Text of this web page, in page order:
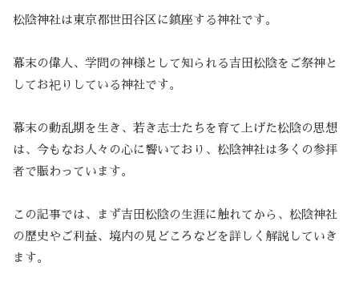
松陰神社は東京都世田谷区に鎮座する神社です。
幕末の偉人、学問の神様として知られる吉田松陰をご祭神と
してお祀りしている神社です。
幕末の動乱期を生き、若き志士たちを育て上げた松陰の思想
は、今もなお人々の心に響いており、松陰神社は多くの参拝
者で賑わっています。
この記事では、まず吉田松陰の生涯に触れてから、松陰神社
の歴史やご利益、境内の見どころなどを詳しく解説していき
ます。